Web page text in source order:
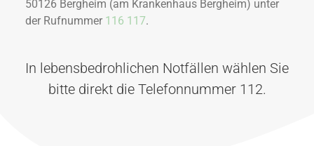
50126 Bergheim (am Krankenhaus Bergheim) unter
der Rufnummer 116 117.
In lebensbedrohlichen Notfällen wählen Sie
bitte direkt die Telefonnummer 112.